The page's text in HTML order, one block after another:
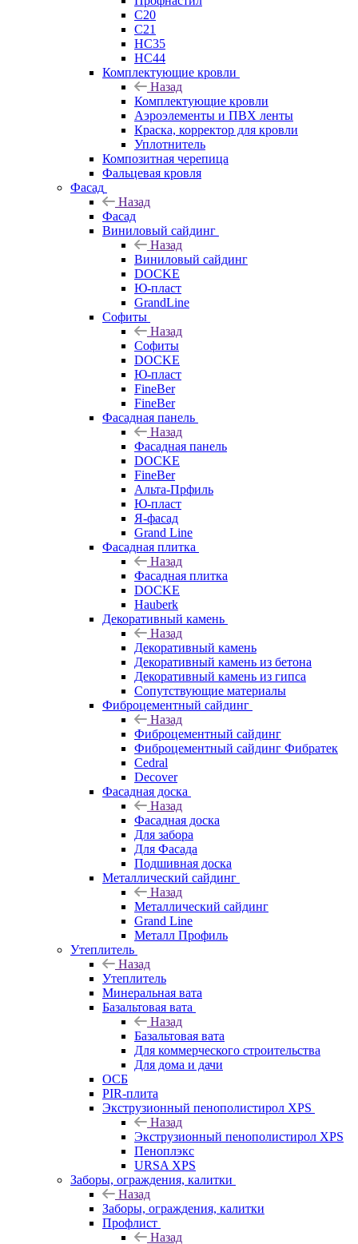
C20
C21
НС35
НС44
Комплектующие кровли
Назад
Комплектующие кровли
Аэроэлементы и ПВХ ленты
Краска, корректор для кровли
Уплотнитель
Композитная черепица
Фальцевая кровля
Фасад
Назад
Фасад
Виниловый сайдинг
Назад
Виниловый сайдинг
DOCKE
Ю-пласт
GrandLine
Софиты
Назад
Софиты
DOCKE
Ю-пласт
FineBer
FineBer
Фасадная панель
Назад
Фасадная панель
DOCKE
FineBer
Альта-Прфиль
Ю-пласт
Я-фасад
Grand Line
Фасадная плитка
Назад
Фасадная плитка
DOCKE
Hauberk
Декоративный камень
Назад
Декоративный камень
Декоративный камень из бетона
Декоративный камень из гипса
Сопутствующие материалы
Фиброцементный сайдинг
Назад
Фиброцементный сайдинг
Фиброцементный сайдинг Фибратек
Cedral
Decover
Фасадная доска
Назад
Фасадная доска
Для забора
Для Фасада
Подшивная доска
Металлический сайдинг
Назад
Металлический сайдинг
Grand Line
Металл Профиль
Утеплитель
Назад
Утеплитель
Минеральная вата
Базальтовая вата
Назад
Базальтовая вата
Для коммерческого строительства
Для дома и дачи
ОСБ
PIR-плита
Экструзионный пенополистирол XPS
Назад
Экструзионный пенополистирол XPS
Пеноплэкс
URSA XPS
Заборы, ограждения, калитки
Назад
Заборы, ограждения, калитки
Профлист
Назад